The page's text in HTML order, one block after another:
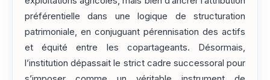
préférentielle dans une logique de structuration
patrimoniale, en conjuguant pérennisation des actifs
et équité entre les copartageants. Désormais,
l’institution dépassait le strict cadre successoral pour